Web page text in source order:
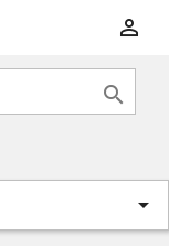


